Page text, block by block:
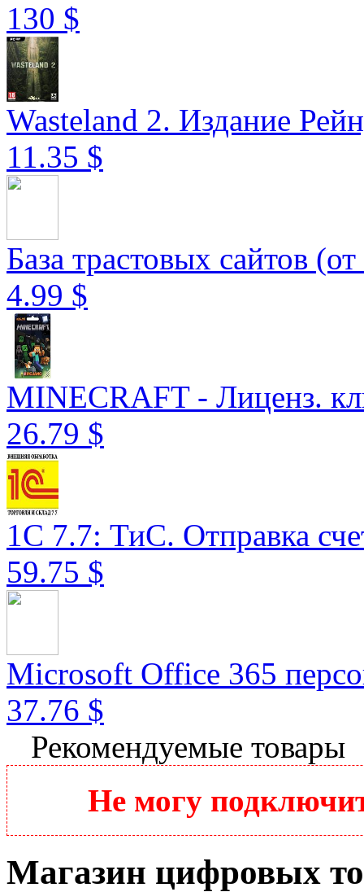
130 $
Wasteland 2. Издание
11.35 $
База трастовых сайтов
4.99 $
MINECRAFT - Лиценз.
26.79 $
1С 7.7: ТиС. Отправка
59.75 $
Microsoft Office 365
37.76 $
Рекомендуемые товары
Не могу
Магазин цифровых